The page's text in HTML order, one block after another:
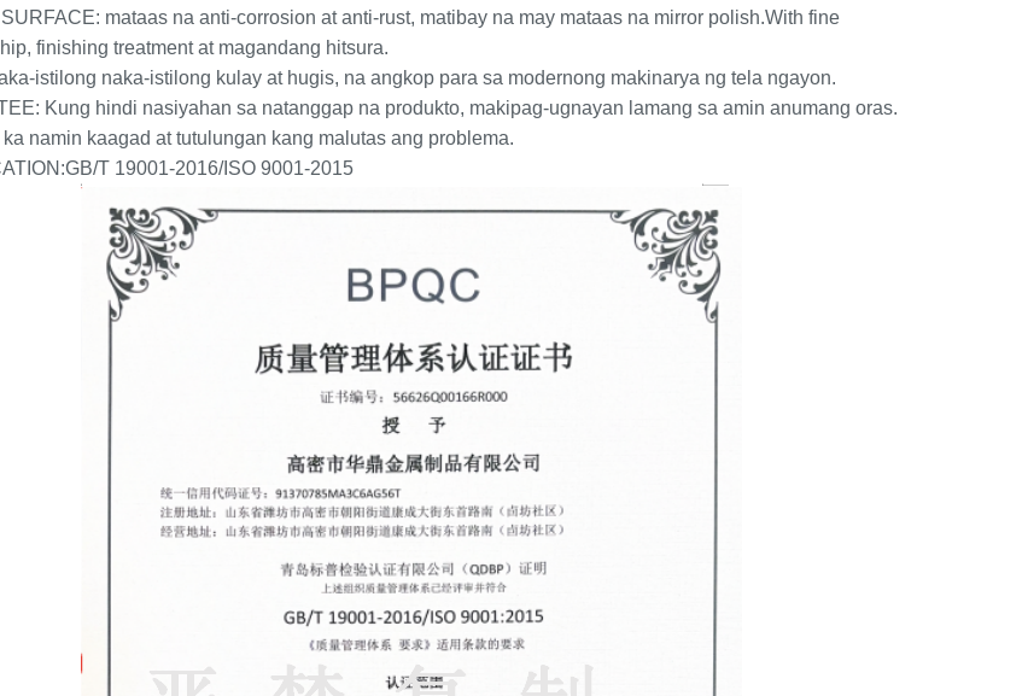
mataas na anti-corrosion at anti-rust, matibay na may mataas na mirror polish.With fine
finishing treatment at magandang hitsura.
istilong naka-istilong kulay at hugis, na angkop para sa modernong makinarya ng tela ngayon.
Kung hindi nasiyahan sa natanggap na produkto, makipag-ugnayan lamang sa amin anumang oras.
namin kaagad at tutulungan kang malutas ang problema.
T 19001-2016/ISO 9001-2015